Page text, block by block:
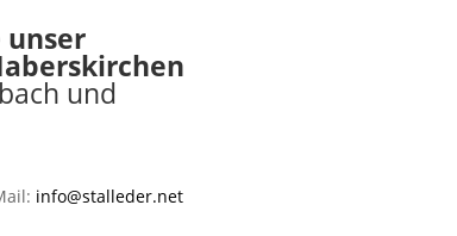
unser
und
info@stalleder.net